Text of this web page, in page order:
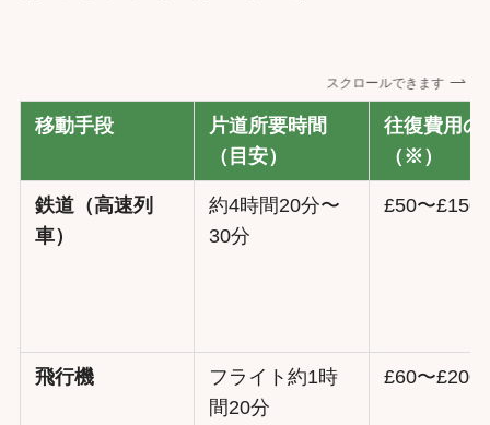
スクロールできます
移動手段
片道所要時間
（目安）
往復費用の
（※）
鉄道（高速列
車）
約4時間20分〜
30分
£50〜£150
飛行機
フライト約1時
間20分
£60〜£200